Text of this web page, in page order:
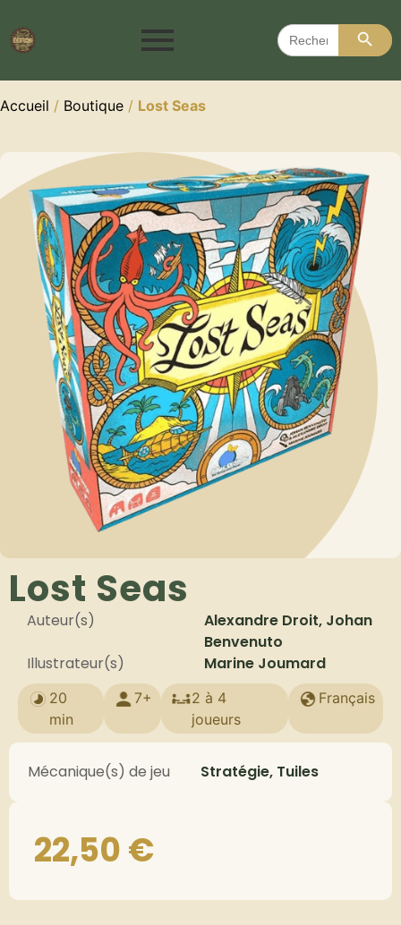
Search
for:
Search
Accueil / Boutique / Lost Seas
Lost Seas
Auteur(s)
Alexandre Droit, Johan
Benvenuto
Illustrateur(s)
Marine Joumard
20
min
7+
2 à 4
joueurs
Français
Mécanique(s) de jeu Stratégie, Tuiles
22,50€